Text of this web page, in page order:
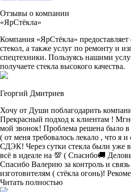
Отзывы о компании
«ЯрСтёкла»
Компания «ЯрСтёкла» предоставляет
стекол, а также услуг по ремонту и
спецтехники. Пользуясь нашими
получаете стекла высокого качества.
Георгий Дмитриев
Хочу от Души поблагодарить
Прекрасный подход к клиентам !
мой звонок! Проблема решена было в
( от меня требовалось лекало , что я
СДЭК! Через сутки стекла были уже
всё в идеале на 💯 ( Спасибо🚚
Спасибо Валерию за контроль и
изготовителям ( стёкла огонь)!
Читать полностью